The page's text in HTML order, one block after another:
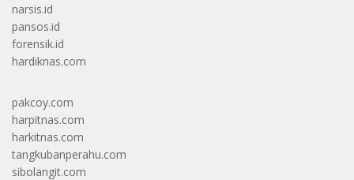
narsis.id
pansos.id
forensik.id
hardiknas.com
pakcoy.com
harpitnas.com
harkitnas.com
tangkubanperahu.com
sibolangit.com